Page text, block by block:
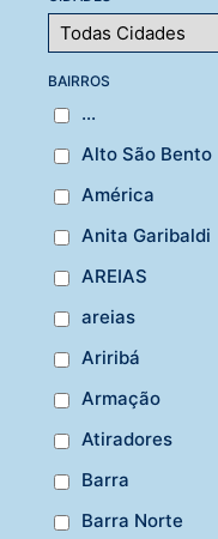
BAIRROS
...
Alto São Bento
América
Anita Garibaldi
AREIAS
areias
Ariribá
Armação
Atiradores
Barra
Barra Norte